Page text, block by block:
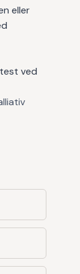
eller
ved